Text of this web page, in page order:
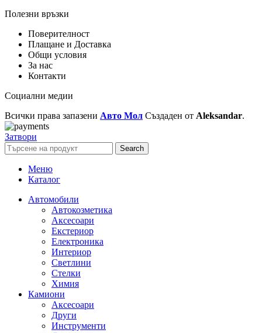
Полезни връзки
Поверителност
Плащане и Доставка
Общи условия
За нас
Контакти
Социални медии
Всички права запазени Авто Мол Създаден от Aleksandar.
Затвори
Search
Меню
Каталог
Автомобили
Автокозметика
Аксесоари
Екстериор
Електроника
Интериор
Светлини
Стелки
Химия
Камиони
Аксесоари
Други
Инструменти